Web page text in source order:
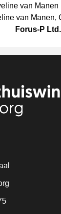
van Manen,
Forus-P Ltd.